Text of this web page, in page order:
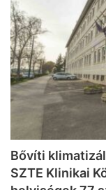
Bővíti
SZTE Klinikai